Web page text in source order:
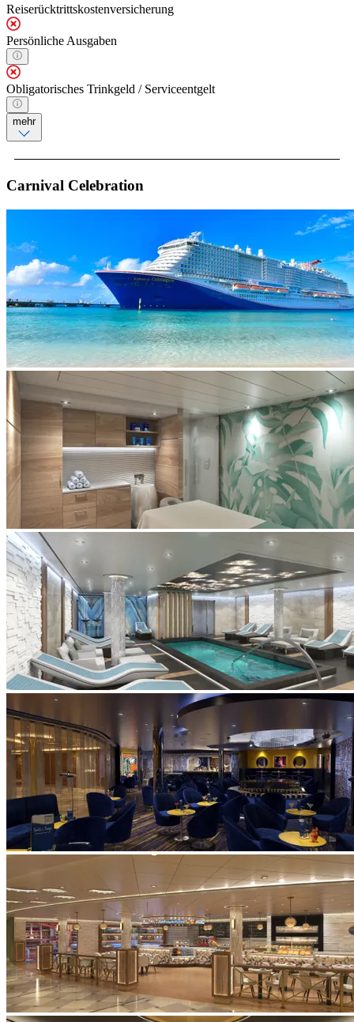
Reiserücktrittskostenversicherung
Persönliche Ausgaben
Obligatorisches Trinkgeld / Serviceentgelt
mehr
Carnival Celebration